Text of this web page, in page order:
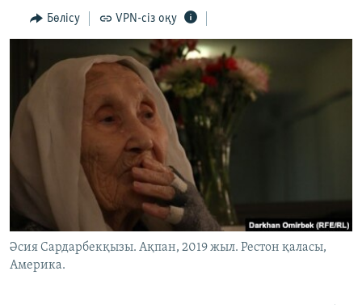
ӘЛЕУМЕТ
АРНАЙЫ ЖОБАЛАР
Русский
Басқа тілдерде
Бөлісу VPN-сіз оқу
Әсия Сардарбекқызы. Ақпан, 2019 жыл. Рестон қаласы,
Америка.